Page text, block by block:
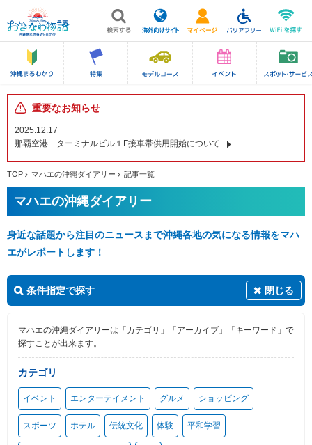
重要なお知らせ
2025.12.17
那覇空港 ターミナルビル１F接車帯供用開始について
TOP マハエの沖縄ダイアリー 記事一覧
マハエの沖縄ダイアリー
身近な話題から注目のニュースまで沖縄各地の気になる情報をマハ
エがレポートします！
条件指定で探す 閉じる
マハエの沖縄ダイアリーは「カテゴリ」「アーカイブ」「キーワード」で
探すことが出来ます。
カテゴリ
イベント エンターテイメント グルメ ショッピング
スポーツ ホテル 伝統文化 体験 平和学習